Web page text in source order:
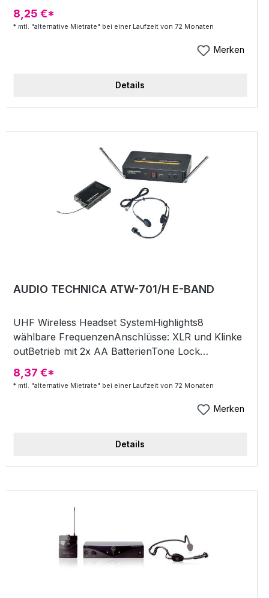
elastischen Halterungen passend für Rode NTG-1,
NTG-2, NTG-3 und andere Richtrohrmikrofone bis
8,25 €*
* mtl. "alternative Mietrate" bei einer Laufzeit von 72 Monaten
Merken
Details
AUDIO TECHNICA ATW-701/H E-BAND
UHF Wireless Headset SystemHighlights8
wählbare FrequenzenAnschlüsse: XLR und Klinke
outBetrieb mit 2x AA BatterienTone Lock
Rauschunterdrückungalle 8 Frequenzen laufen
simultanbestehend aus ATW-R700 Diversity-
8,37 €*
* mtl. "alternative Mietrate" bei einer Laufzeit von 72 Monaten
Merken
Details